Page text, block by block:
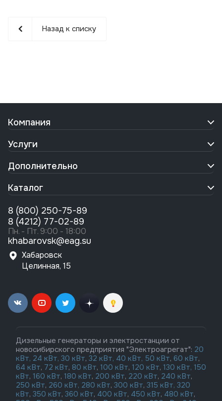
Назад к списку
Компания
Услуги
Дополнительно
Каталог
8 (800) 250-75-89
8 (4212) 77-02-89
Пн. - Пт. 9:00 - 18:00
khabarovsk@eag.su
Хабаровск
Целинная, 15
Дизельные генераторы и электростанции от
новосибирского предприятия "Электроагрегат": 20
кВт, 24 кВт, 30 кВт, 32 кВт, 40 кВт, 50 кВт, 60 кВт,
64 кВт, 72 кВт, 80 кВт, 100 кВт, 120 кВт, 130 кВт, 150
кВт, 160 кВт, 180 кВт, 200 кВт, 220 кВт, 240 кВт,
250 кВт, 260 кВт, 280 кВт, 300 кВт, 315 кВт, 320
кВт, 350 кВт, 360 кВт, 400 кВт, 450 кВт, 480 кВт,